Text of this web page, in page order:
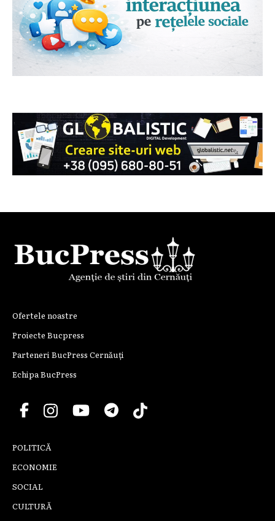
Ofertele noastre
Proiecte Bucpress
Parteneri BucPress Cernăuți
Echipa BucPress
POLITICĂ
ECONOMIE
SOCIAL
CULTURĂ